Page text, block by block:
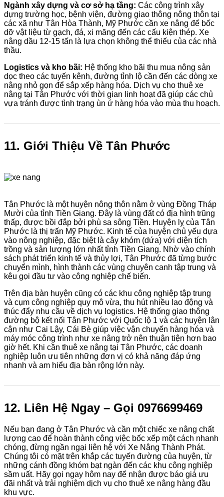
Ngành xây dựng và cơ sở hạ tầng: Các công trình xây
dựng trường học, bệnh viện, đường giao thông nông thôn tại
các xã như Tân Hòa Thành, Mỹ Phước cần xe nâng để bốc
dỡ vật liệu từ gạch, đá, xi măng đến các cấu kiện thép. Xe
nâng dầu 12-15 tấn là lựa chọn không thể thiếu của các nhà
thầu.
Logistics và kho bãi: Hệ thống kho bãi thu mua nông sản
dọc theo các tuyến kênh, đường tỉnh lộ cần đến các dòng xe
nâng nhỏ gọn để sắp xếp hàng hóa. Dịch vụ cho thuê xe
nâng tại Tân Phước với thời gian linh hoạt đã giúp các chủ
vựa tránh được tình trạng ùn ứ hàng hóa vào mùa thu hoạch.
11. Giới Thiệu Về Tân Phước
Tân Phước là một huyện nông thôn nằm ở vùng Đồng Tháp
Mười của tỉnh Tiền Giang. Đây là vùng đất có địa hình trũng
thấp, được bồi đắp bởi phù sa sông Tiền. Huyện lỵ của Tân
Phước là thị trấn Mỹ Phước. Kinh tế của huyện chủ yếu dựa
vào nông nghiệp, đặc biệt là cây khóm (dứa) với diện tích
trồng và sản lượng lớn nhất tỉnh Tiền Giang. Nhờ vào chính
sách phát triển kinh tế và thủy lợi, Tân Phước đã từng bước
chuyển mình, hình thành các vùng chuyên canh tập trung và
kêu gọi đầu tư vào công nghiệp chế biến.
Trên địa bàn huyện cũng có các khu công nghiệp tập trung
và cụm công nghiệp quy mô vừa, thu hút nhiều lao động và
thúc đẩy nhu cầu về dịch vụ logistics. Hệ thống giao thông
đường bộ kết nối Tân Phước với Quốc lộ 1 và các huyện lân
cận như Cai Lậy, Cái Bè giúp việc vận chuyển hàng hóa và
máy móc công trình như xe nâng trở nên thuận tiện hơn bao
giờ hết. Khi cần thuê xe nâng tại Tân Phước, các doanh
nghiệp luôn ưu tiên những đơn vị có khả năng đáp ứng
nhanh và am hiểu địa bàn rộng lớn này.
12. Liên Hệ Ngay – Gọi 0976699469
Nếu bạn đang ở Tân Phước và cần một chiếc xe nâng chất
lượng cao để hoàn thành công việc bốc xếp một cách nhanh
chóng, đừng ngần ngại liên hệ với Xe Nâng Thành Phát.
Chúng tôi có mặt trên khắp các tuyến đường của huyện, từ
những cánh đồng khóm bạt ngàn đến các khu công nghiệp
sầm uất. Hãy gọi ngay hôm nay để nhận được báo giá ưu
đãi nhất và trải nghiệm dịch vụ cho thuê xe nâng hàng đầu
khu vực.